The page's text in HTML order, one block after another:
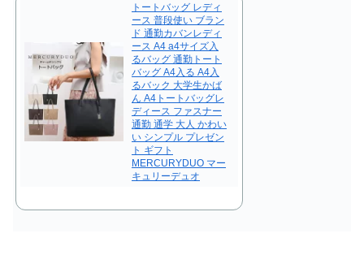
トートバッグ レディ
ース 普段使い ブラン
ド 通勤カバンレディ
ース A4 a4サイズ入
るバッグ 通勤トート
バッグ A4入る A4入
るバック 大学生かば
ん A4トートバッグレ
ディース ファスナー
通勤 通学 大人 かわい
い シンプル プレゼン
ト ギフト
MERCURYDUO マー
キュリーデュオ